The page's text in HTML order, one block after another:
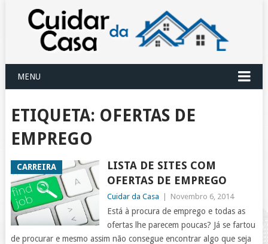
MENU
ETIQUETA: OFERTAS DE
EMPREGO
CARREIRA
LISTA DE SITES COM
OFERTAS DE EMPREGO
Cuidar da Casa Novembro 6, 2014
Está à procura de emprego e todas as
ofertas lhe parecem poucas? Já se fartou
de procurar e mesmo assim não consegue encontrar algo que seja